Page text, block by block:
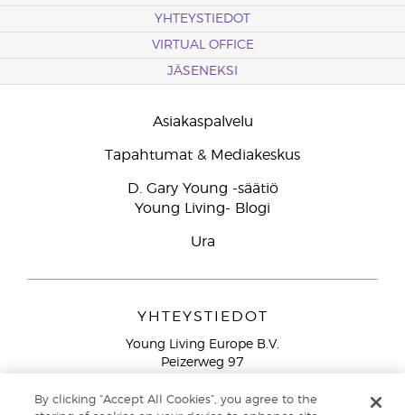
YHTEYSTIEDOT
VIRTUAL OFFICE
JÄSENEKSI
Asiakaspalvelu
Tapahtumat & Mediakeskus
D. Gary Young -säätiö
Young Living- Blogi
Ura
YHTEYSTIEDOT
Young Living Europe B.V.
Peizerweg 97
Netherlands
By clicking “Accept All Cookies”, you agree to the